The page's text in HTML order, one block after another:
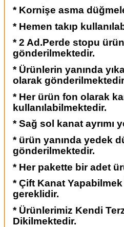
* Kornişe asma
* Hemen takıp
* 2 Ad.Perde stopu
gönderilmektedir.
* Ürünlerin yanında
olarak
* Her ürün fon olarak
kullanılabilmektedir.
* Sağ sol kanat ayrımı
* ürün yanında yedek
gönderilmektedir.
* Her pakette bir adet
* Çift Kanat
gereklidir.
* Ürünlerimiz Kendi
Dikilmektedir.